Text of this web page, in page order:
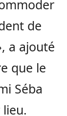
de
a ajouté
que le
Séba